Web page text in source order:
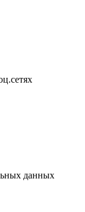
данных